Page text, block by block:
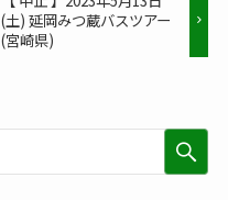
(土) 延岡みつ蔵バスツアー
(宮崎県)